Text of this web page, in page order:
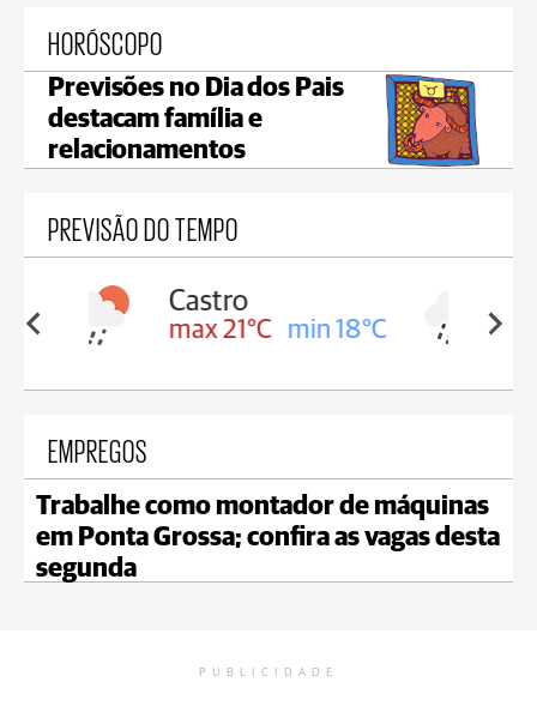
HORÓSCOPO
Previsões no Dia dos Pais
destacam família e
relacionamentos
PREVISÃO DO TEMPO
18°C
Carambeí
max 20°C min 18°C
EMPREGOS
Trabalhe como montador de máquinas
em Ponta Grossa; confira as vagas desta
segunda
PUBLICIDADE